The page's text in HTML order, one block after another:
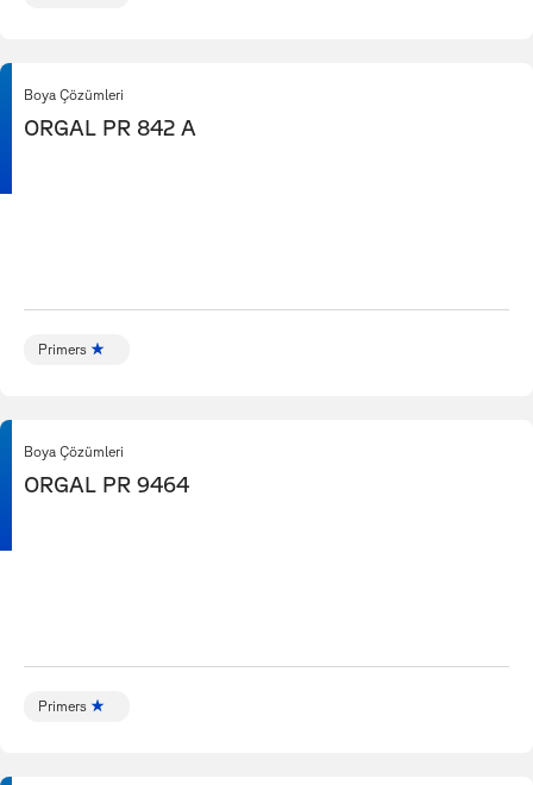
Boya Çözümleri
ORGAL PR 842 A
Primers
Boya Çözümleri
ORGAL PR 9464
Primers